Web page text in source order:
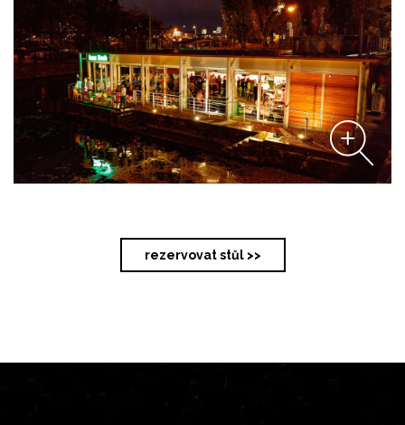
rezervovat stůl >>